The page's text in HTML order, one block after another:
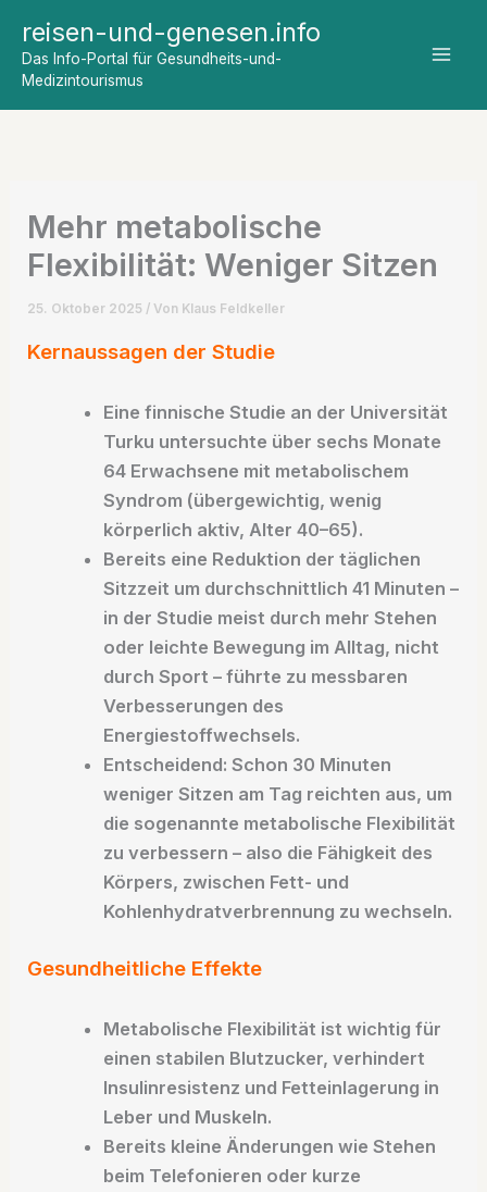
Inhalt
springen
reisen-und-genesen.info
Das Info-Portal für Gesundheits-und-
Medizintourismus
Mehr metabolische
Flexibilität: Weniger Sitzen
25. Oktober 2025 / Von Klaus Feldkeller
Kernaussagen der Studie
Eine finnische Studie an der Universität
Turku untersuchte über sechs Monate
64 Erwachsene mit metabolischem
Syndrom (übergewichtig, wenig
körperlich aktiv, Alter 40–65).
Bereits eine Reduktion der täglichen
Sitzzeit um durchschnittlich 41 Minuten –
in der Studie meist durch mehr Stehen
oder leichte Bewegung im Alltag, nicht
durch Sport – führte zu messbaren
Verbesserungen des
Energiestoffwechsels.​
Entscheidend: Schon 30 Minuten
weniger Sitzen am Tag reichten aus, um
die sogenannte metabolische Flexibilität
zu verbessern – also die Fähigkeit des
Körpers, zwischen Fett- und
Kohlenhydratverbrennung zu wechseln.​
Gesundheitliche Effekte
Metabolische Flexibilität ist wichtig für
einen stabilen Blutzucker, verhindert
Insulinresistenz und Fetteinlagerung in
Leber und Muskeln.​
Bereits kleine Änderungen wie Stehen
beim Telefonieren oder kurze